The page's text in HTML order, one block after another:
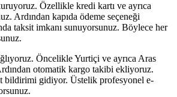
Özellikle kredi kartı ve ayrıca
Ardından kapıda ödeme seçeneği
taksit imkanı sunuyorsunuz. Böylece her
Öncelikle Yurtiçi ve ayrıca Aras
otomatik kargo takibi ekliyoruz.
bildirimi gidiyor. Üstelik profesyonel e-